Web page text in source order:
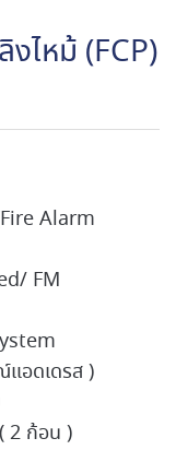
ไหม้ (FCP)
Alarm
FM
อดเดรส )
2 ก้อน )